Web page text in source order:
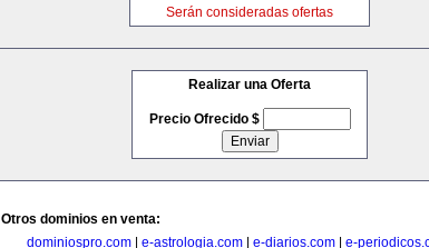
Serán consideradas ofertas
Realizar una Oferta
Precio Ofrecido $
Otros dominios en venta:
dominiospro.com
e-astrologia.com e-diarios.com e-